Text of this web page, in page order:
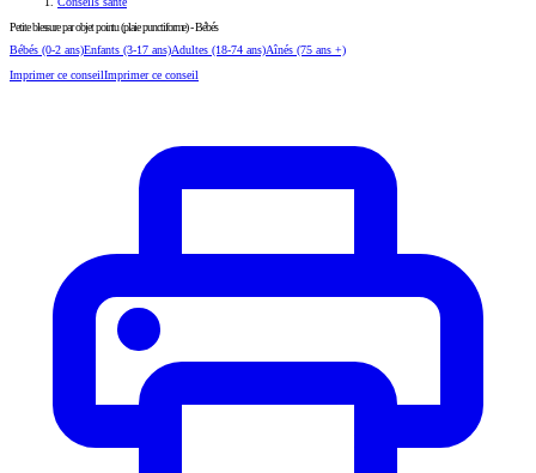
Petite blessure par objet pointu (plaie punctiforme) - Bébés
Bébés (0-2 ans)Enfants (3-17 ans)Adultes (18-74 ans)Aînés (75 ans +)
Imprimer ce conseilImprimer ce conseil